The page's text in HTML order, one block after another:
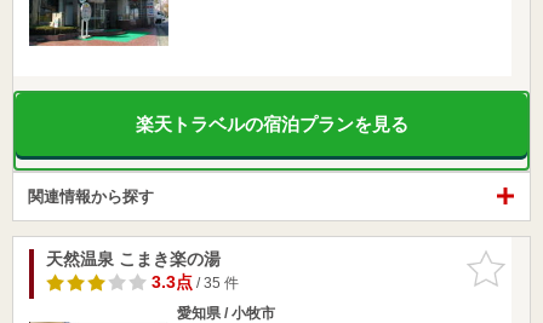
楽天トラベルの宿泊プランを見る
関連情報から探す
お気に入
りに追加
天然温泉 こまき楽の湯
3.3点/ 35 件
愛知県 / 小牧市